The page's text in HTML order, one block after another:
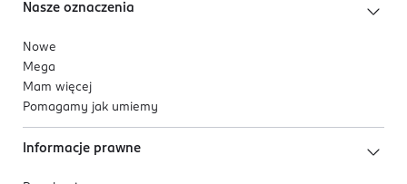
Nasze oznaczenia
Nowe
Mega
Mam więcej
Pomagamy jak umiemy
Informacje prawne